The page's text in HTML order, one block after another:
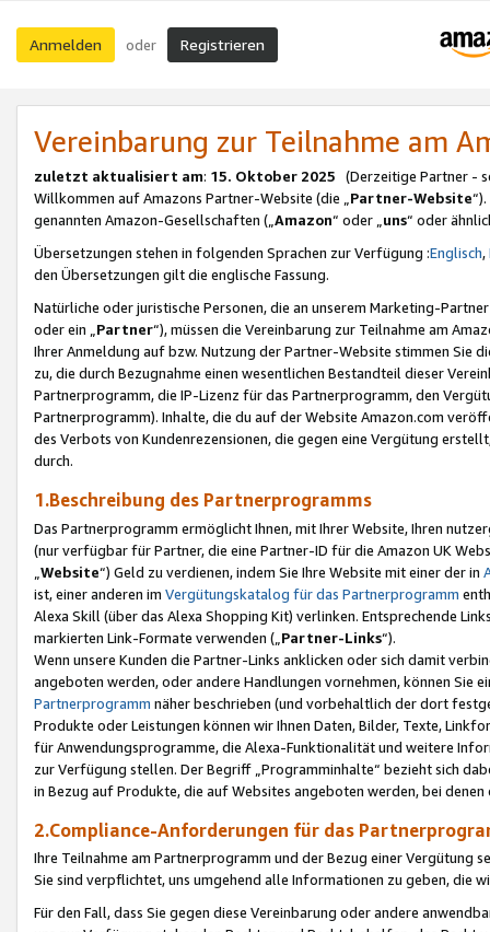
Anmelden oder Registrieren
Vereinbarung zur Teilnahme am
zuletzt aktualisiert am: 15. Oktober 2025 (Derzeitige Partner -
Willkommen auf Amazons Partner-Website (die „Partner-Website
genannten Amazon-Gesellschaften („Amazon“ oder „uns“ oder
Übersetzungen stehen in folgenden Sprachen zur Verfügung :Englisch,
den Übersetzungen gilt die englische Fassung.
Natürliche oder juristische Personen, die an unserem Marketing-
oder ein „Partner“), müssen die Vereinbarung zur Teilnahme am
Ihrer Anmeldung auf bzw. Nutzung der Partner-Website stimmen Sie
zu, die durch Bezugnahme einen wesentlichen Bestandteil dieser
Partnerprogramm, die IP-Lizenz für das Partnerprogramm, den
Partnerprogramm). Inhalte, die du auf der Website Amazon.com
des Verbots von Kundenrezensionen, die gegen eine Vergütung
durch.
1.Beschreibung des Partnerprogramms
Das Partnerprogramm ermöglicht Ihnen, mit Ihrer Website, Ihren
(nur verfügbar für Partner, die eine Partner-ID für die Amazon UK
Website“) Geld zu verdienen, indem Sie Ihre Website mit einer der in
ist, einer anderen im Vergütungskatalog für das Partnerprogramm
Alexa Skill (über das Alexa Shopping Kit) verlinken. Entsprechende
markierten Link-Formate verwenden („ Partner-Links“).
Wenn unsere Kunden die Partner-Links anklicken oder sich damit
angeboten werden, oder andere Handlungen vornehmen, können Sie
Partnerprogramm näher beschrieben (und vorbehaltlich der dort
Produkte oder Leistungen können wir Ihnen Daten, Bilder, Texte,
für Anwendungsprogramme, die Alexa-Funktionalität und weitere
zur Verfügung stellen. Der Begriff „Programminhalte“ bezieht sich
in Bezug auf Produkte, die auf Websites angeboten werden, bei
2.Compliance-Anforderungen für das
Ihre Teilnahme am Partnerprogramm und der Bezug einer Vergütung
Sie sind verpflichtet, uns umgehend alle Informationen zu geben, die
Für den Fall, dass Sie gegen diese Vereinbarung oder andere